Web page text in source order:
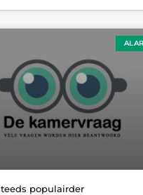
populairder